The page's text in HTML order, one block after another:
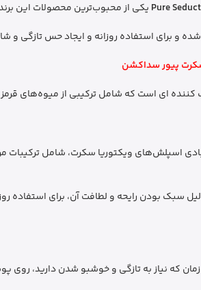
یکی از محبوب‌ترین محصولات این
و برای استفاده روزانه و ایجاد حس تازگی
پیور سداکشن
ای است که شامل ترکیبی از میوه‌های قرمز
اسپلش‌های ویکتوریا سکرت، شامل
سبک بودن رایحه و لطافت آن، برای استفاده
که نیاز به تازگی و خوشبو شدن دارید،